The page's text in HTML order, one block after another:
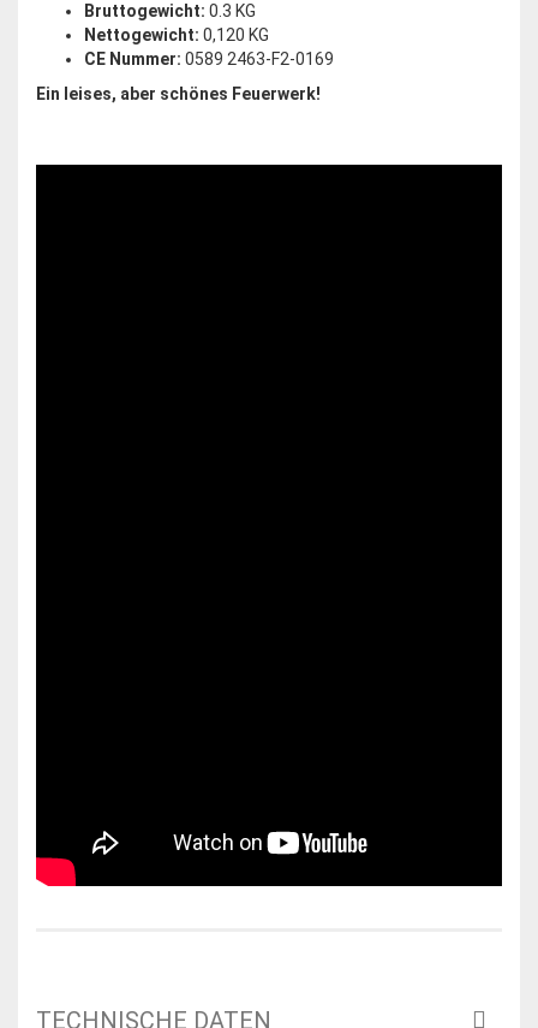
Bruttogewicht: 0.3 KG
Nettogewicht: 0,120 KG
CE Nummer: 0589 2463-F2-0169
Ein leises, aber schönes Feuerwerk!
TECHNISCHE DATEN